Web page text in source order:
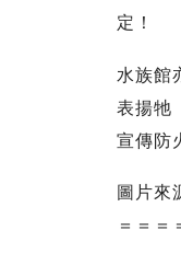
定！
水族館
表揚牠
宣傳防
圖片來
＝＝＝